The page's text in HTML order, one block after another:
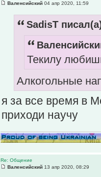
Валенсийский 04 апр 2020, 11:59
SadisT
Текилу
Алкогольные
я за все время в
приходи научу
Re: Общение
Валенсийский 13 апр 2020, 08:29